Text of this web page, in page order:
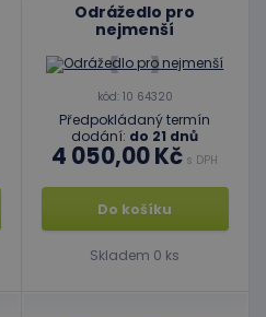
Odrážedlo pro
nejmenší
kód: 10 64320
Předpokládaný termín
dodání: do 21 dnů
4 050,00 Kč s DPH
Do košíku
Skladem 0 ks